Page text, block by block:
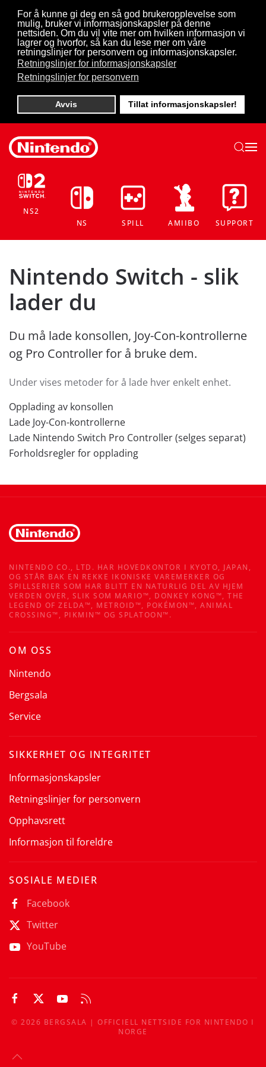
For å kunne gi deg en så god brukeropplevelse som
mulig, bruker vi informasjonskapsler på denne
nettsiden. Om du vil vite mer om hvilken informasjon vi
lagrer og hvorfor, så kan du lese mer om våre
retningslinjer for personvern og informasjonskapsler.
Retningslinjer for informasjonskapsler
Retningslinjer for personvern
Avvis Tillat informasjonskapsler!
Skip to main content
NS2
NS
SPILL AMIIBO SUPPORT
Nintendo Switch - slik
lader du
Du må lade konsollen, Joy-Con-kontrollerne
og Pro Controller for å bruke dem.
Under vises metoder for å lade hver enkelt enhet.
Opplading av konsollen
Lade Joy-Con-kontrollerne
Lade Nintendo Switch Pro Controller (selges separat)
Forholdsregler for opplading
NINTENDO CO., LTD. HAR HOVEDKONTOR I KYOTO, JAPAN,
OG STÅR BAK EN REKKE IKONISKE VAREMERKER OG
SPILLSERIER SOM HAR BLITT EN NATURLIG DEL AV HJEM
VERDEN OVER, SLIK SOM MARIO™, DONKEY KONG™, THE
LEGEND OF ZELDA™, METROID™, POKÉMON™, ANIMAL
CROSSING™, PIKMIN™ OG SPLATOON™.
OM OSS
Nintendo
Bergsala
Service
SIKKERHET OG INTEGRITET
Informasjonskapsler
Retningslinjer for personvern
Opphavsrett
Informasjon til foreldre
SOSIALE MEDIER
Facebook
Twitter
YouTube
©2026 BERGSALA | OFFICIELL NETTSIDE FOR NINTENDO I
NORGE